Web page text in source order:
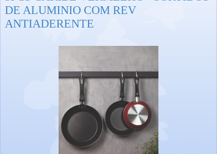
DE ALUMINIO COM REV
ANTIADERENTE